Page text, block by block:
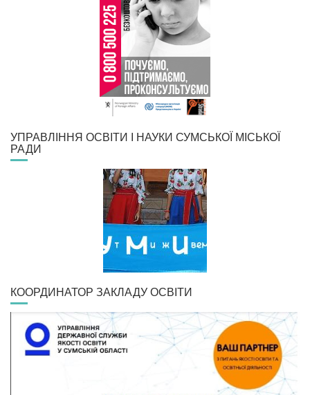
УПРАВЛІННЯ ОСВІТИ І НАУКИ СУМСЬКОЇ МІСЬКОЇ
РАДИ
КООРДИНАТОР ЗАКЛАДУ ОСВІТИ